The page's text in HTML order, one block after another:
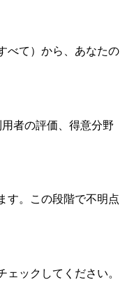
べて）から、あなたの
者の評価、得意分野
す。この段階で不明点
ックしてください。